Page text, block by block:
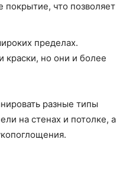
покрытие, что позволяет
пределах.
но они и более
разные типы
на стенах и потолке, а